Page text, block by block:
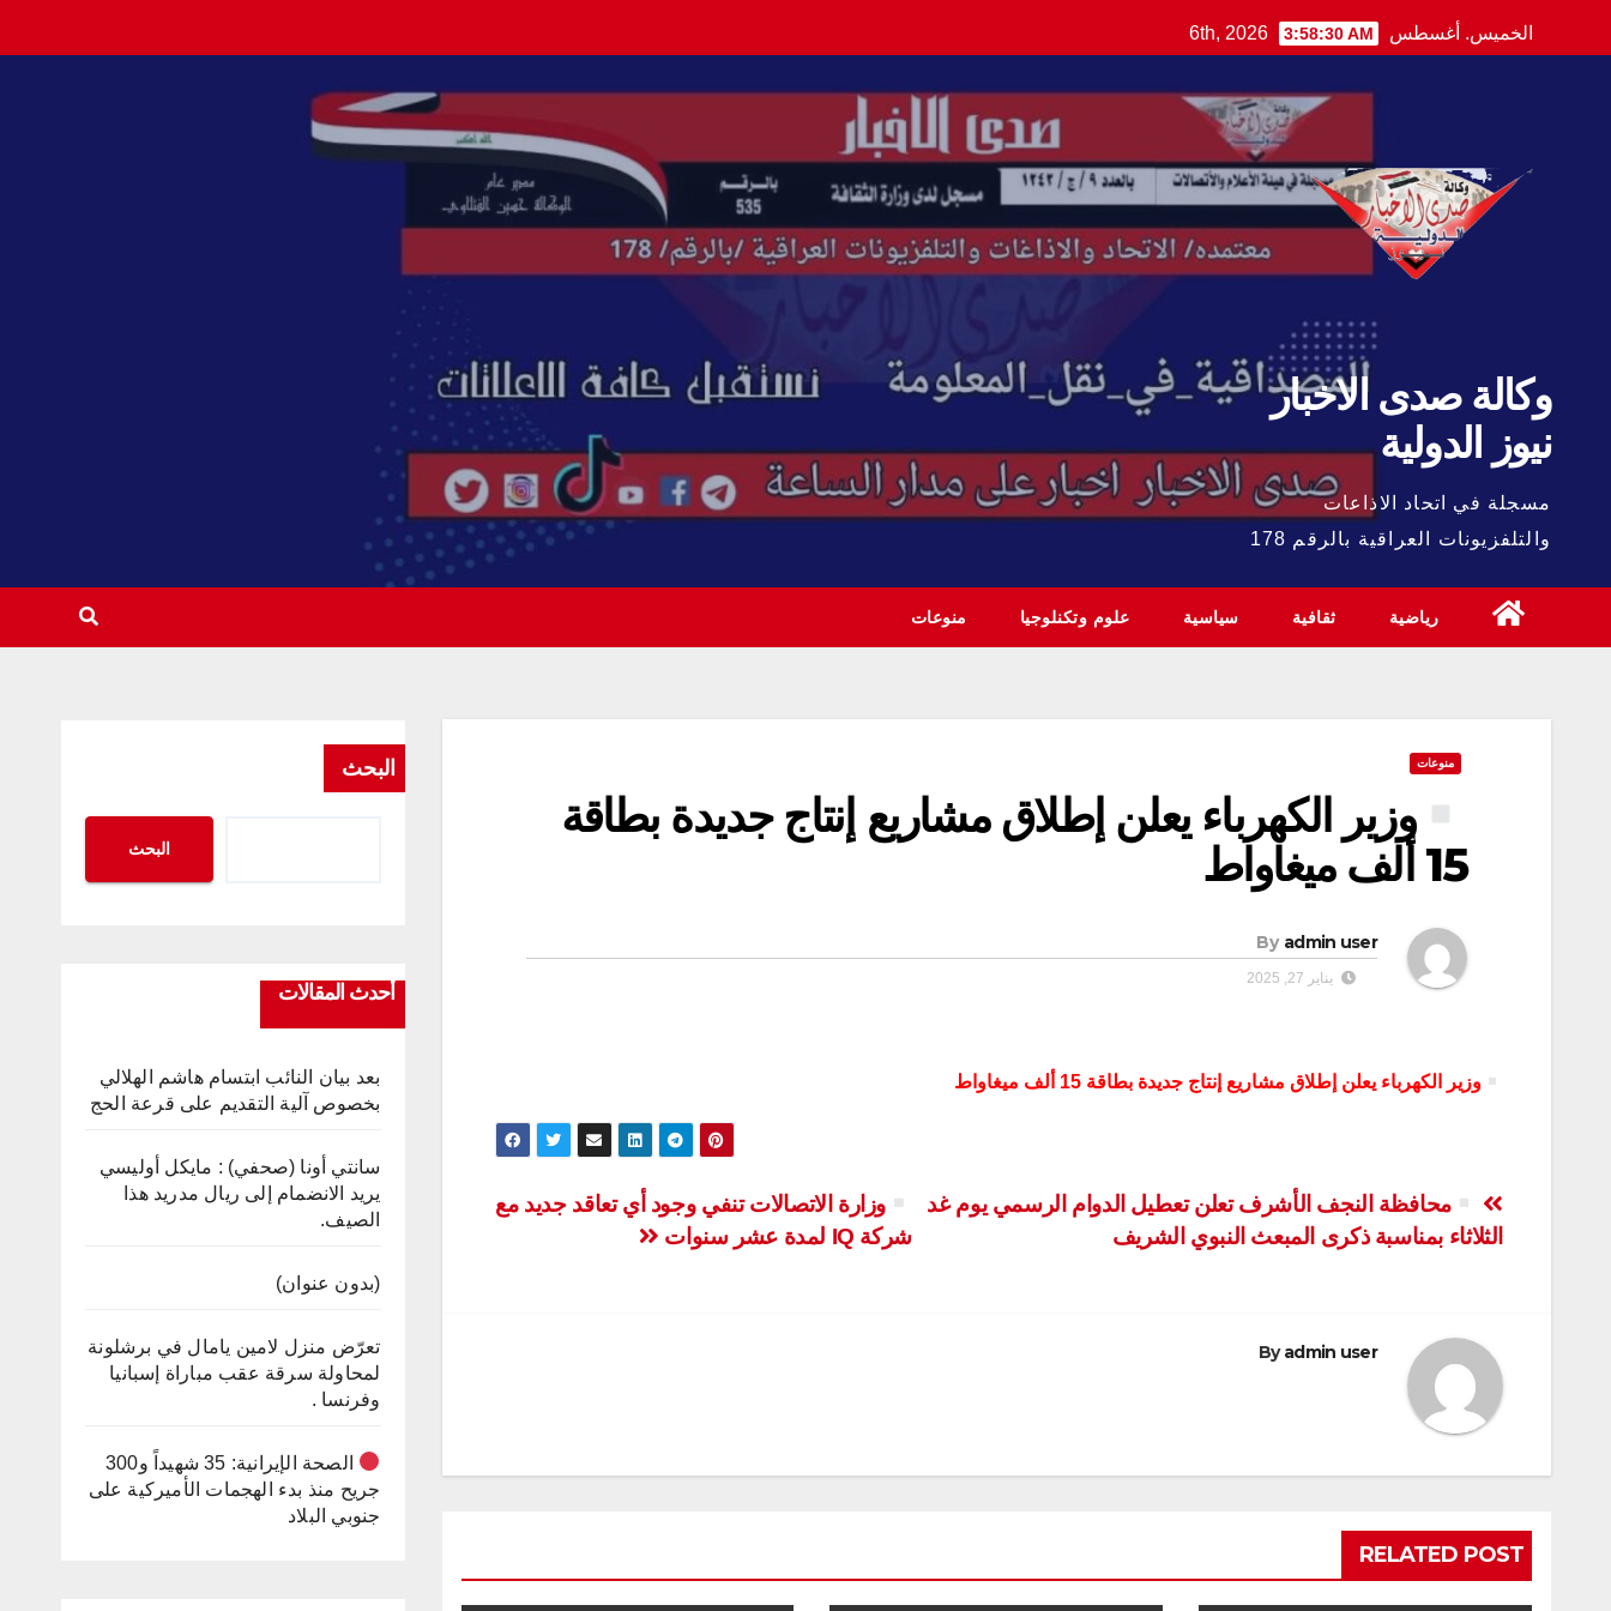
to
الخميس. أغسطس 6th, 2026 3:58:31 AM
وكالة صدى الاخبار
نيوز الدولية
مسجلة في اتحاد الاذاعات
والتلفزيونات العراقية بالرقم 178
رياضية ثقافية سياسية علوم وتكنلوجيا منوعات
منوعات
وزير الكهرباء يعلن إطلاق مشاريع إنتاج جديدة بطاقة
15 ألف ميغاواط
By admin user
يناير 27, 2025
وزير الكهرباء يعلن إطلاق مشاريع إنتاج جديدة بطاقة 15 ألف ميغاواط
تصفّح
المقالات
وزارة الاتصالات تنفي وجود أي تعاقد جديد مع
شركة IQ لمدة عشر سنوات
محافظة النجف الأشرف تعلن تعطيل الدوام الرسمي يوم غد
الثلاثاء بمناسبة ذكرى المبعث النبوي الشريف
Byadmin user
RELATED POST
البحث
البحث
أحدث المقالات
بعد بيان النائب ابتسام هاشم الهلالي
بخصوص آلية التقديم على قرعة الحج
سانتي أونا (صحفي) : مايكل أوليسي
يريد الانضمام إلى ريال مدريد هذا
الصيف.
(بدون عنوان)
تعرّض منزل لامين يامال في برشلونة
لمحاولة سرقة عقب مباراة إسبانيا
وفرنسا .
الصحة الإيرانية: 35 شهيداً و300
جريح منذ بدء الهجمات الأميركية على
جنوبي البلاد